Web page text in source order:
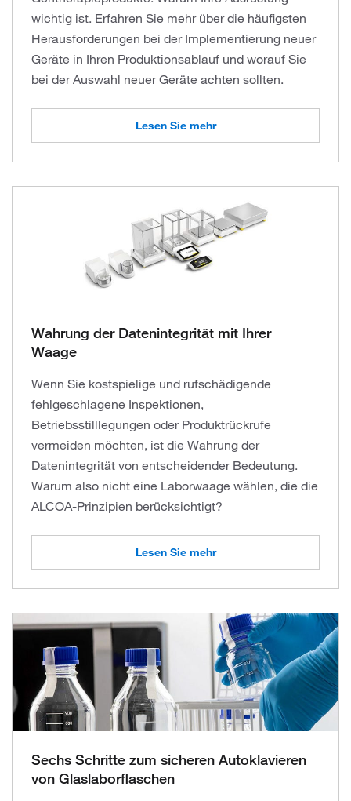
wichtig ist. Erfahren Sie mehr über die häufigsten
Herausforderungen bei der Implementierung neuer
Geräte in Ihren Produktionsablauf und worauf Sie
bei der Auswahl neuer Geräte achten sollten.
Lesen Sie mehr
Wahrung der Datenintegrität mit Ihrer
Waage
Wenn Sie kostspielige und rufschädigende
fehlgeschlagene Inspektionen,
Betriebsstilllegungen oder Produktrückrufe
vermeiden möchten, ist die Wahrung der
Datenintegrität von entscheidender Bedeutung.
Warum also nicht eine Laborwaage wählen, die die
ALCOA-Prinzipien berücksichtigt?
Lesen Sie mehr
Sechs Schritte zum sicheren Autoklavieren
von Glaslaborflaschen